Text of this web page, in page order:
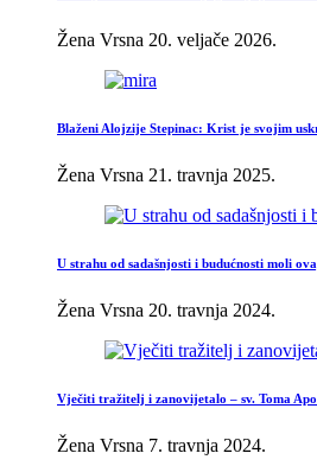
Žena Vrsna 20. veljače 2026.
Blaženi Alojzije Stepinac: Krist je svojim
Žena Vrsna 21. travnja 2025.
U strahu od sadašnjosti i budućnosti moli
Žena Vrsna 20. travnja 2024.
Vječiti tražitelj i zanovijetalo – sv. Toma
Žena Vrsna 7. travnja 2024.